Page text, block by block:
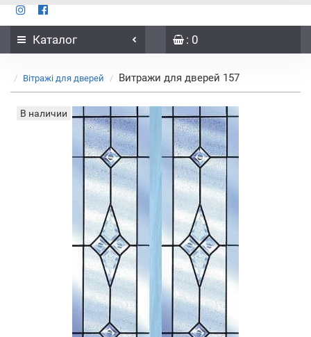
Каталог : 0
Вітражі для дверей Витражи для дверей 157
В наличии